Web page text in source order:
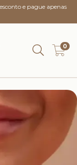
e pague apenas
0